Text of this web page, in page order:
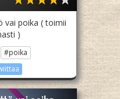
vai poika ( toimii
)
#poika